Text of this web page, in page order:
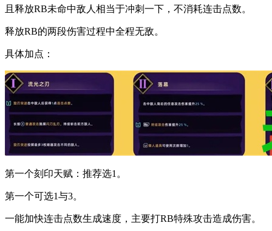
且释放RB未命中敌人相当于冲刺一下，不消耗连击点数。
释放RB的两段伤害过程中全程无敌。
具体加点：
第一个刻印天赋：推荐选1。
第一个可选1与3。
一能加快连击点数生成速度，主要打RB特殊攻击造成伤害。